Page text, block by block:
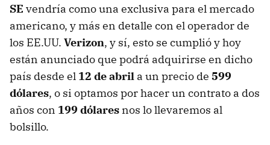
SE vendría como una exclusiva para el mercado
americano, y más en detalle con el operador de
los EE.UU. Verizon, y sí, esto se cumplió y hoy
están anunciado que podrá adquirirse en dicho
país desde el 12 de abril a un precio de 599
dólares, o si optamos por hacer un contrato a dos
años con 199 dólares nos lo llevaremos al
bolsillo.